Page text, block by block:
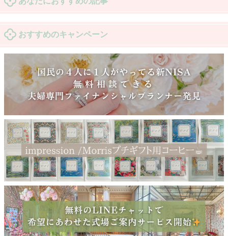
おすすめのキャンペーン